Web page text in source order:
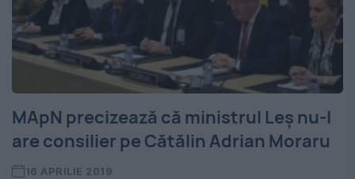
MApN precizează că ministrul Leș nu-l
are consilier pe Cătălin Adrian Moraru
16 APRILIE 2019